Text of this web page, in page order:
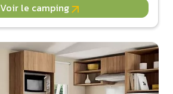
Voir le camping